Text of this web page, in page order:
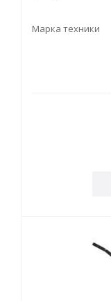
Марка техники